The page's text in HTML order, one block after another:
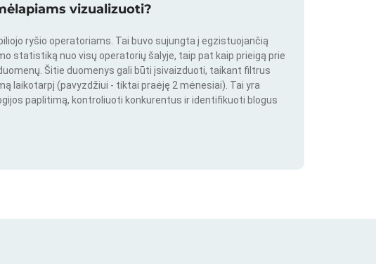
vizualizuoti?
ryšio operatoriams. Tai buvo sujungta į egzistuojančią
statistiką nuo visų operatorių šalyje, taip pat kaip prieigą prie
Šitie duomenys gali būti įsivaizduoti, taikant filtrus
laikotarpį (pavyzdžiui - tiktai praėję 2 mėnesiai). Tai yra
paplitimą, kontroliuoti konkurentus ir identifikuoti blogus